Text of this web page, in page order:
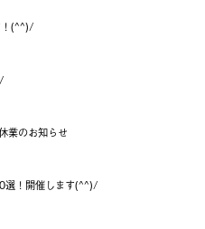
！(^^)/
業のお知らせ
選！開催します(^^)/